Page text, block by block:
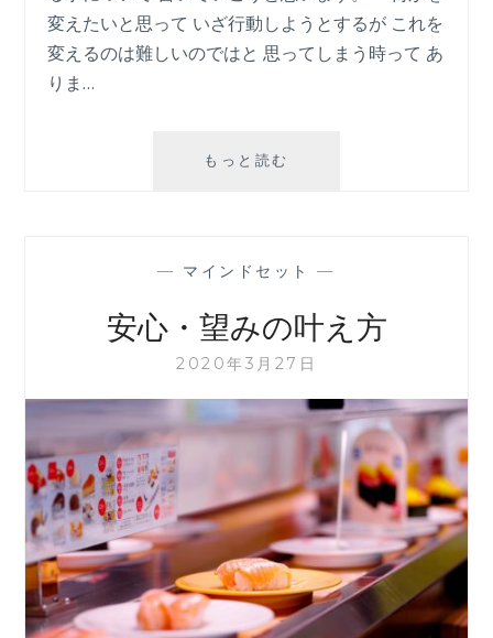
変えたいと思って いざ行動しようとするが これを
変えるのは難しいのではと 思ってしまう時って あ
りま…
もっと読む
い
思
て
い
る
囚
わ
れ
て
い
る
— マインドセット —
安心・望みの叶え方
2020年3月27日